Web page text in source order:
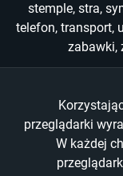
przeglądarki
W każdej
stemple, stra,
telefon, transport,
zabawki,